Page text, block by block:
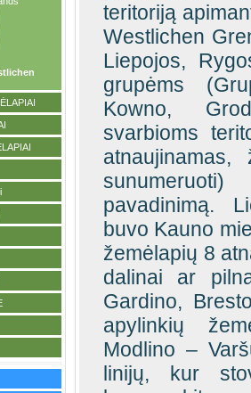
teritoriją
Westlichen
Liepojos,
grupėms
Kowno,
svarbioms
pavadinimą.
buvo Kauno
žemėlapių 8
dalinai ar
Gardino,
apylinkių
Modlino –
linijų, kur